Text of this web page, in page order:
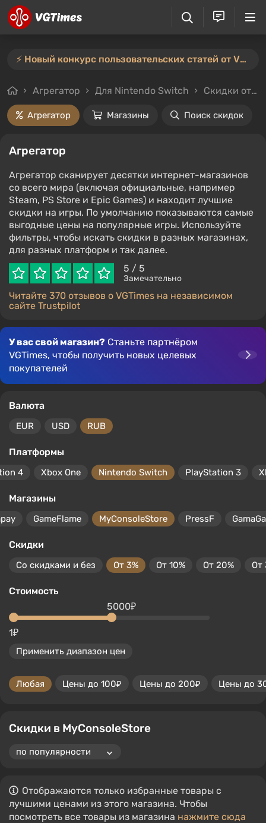
⚡️ Новый конкурс пользовательских статей от VGTimes — участвуйте тут ⚡️
Агрегатор Для Nintendo Switch Скидки от 3%
Агрегатор Магазины Поиск скидок
Агрегатор
Агрегатор сканирует десятки интернет-магазинов
со всего мира (включая официальные, например
Steam, PS Store и Epic Games) и находит лучшие
скидки на игры. По умолчанию показываются самые
выгодные цены на популярные игры. Используйте
фильтры, чтобы искать скидки в разных магазинах,
для разных платформ и так далее.
5 / 5
Замечательно
Читайте 370 отзывов о VGTimes на независимом
сайте Trustpilot
У вас свой магазин? Станьте партнёром
VGTimes, чтобы получить новых целевых
покупателей
Валюта
EUR USD RUB
Платформы
4 Xbox One Nintendo Switch PlayStation 3
Магазины
GameFlame MyConsoleStore PressF
Скидки
Со скидками и без От 3% От 10% От 20% От
Стоимость
1₽
5000₽
Применить диапазон цен
Любая Цены до 100₽ Цены до 200₽ Цены до
Скидки в MyConsoleStore
Отображаются только избранные товары с
лучшими ценами из этого магазина. Чтобы
посмотреть все товары из магазина нажмите сюда